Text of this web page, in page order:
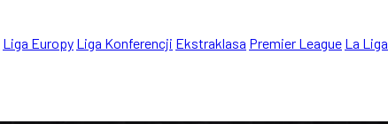
Liga Europy Liga Konferencji Ekstraklasa Premier League La Liga